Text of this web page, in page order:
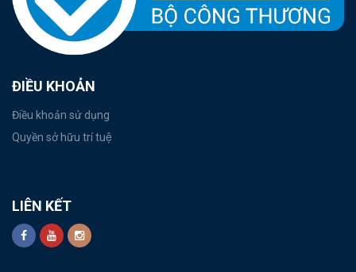
ĐIỀU KHOẢN
Điều khoản sử dụng
Quyền sở hữu trí tuệ
LIÊN KẾT